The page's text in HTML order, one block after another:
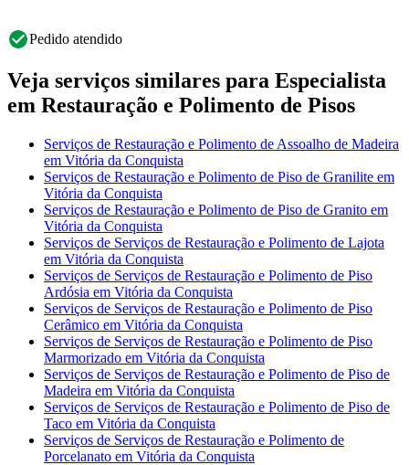
Pedido atendido
Veja serviços similares para Especialista
em Restauração e Polimento de Pisos
Serviços de Restauração e Polimento de Assoalho de Madeira
em Vitória da Conquista
Serviços de Restauração e Polimento de Piso de Granilite em
Vitória da Conquista
Serviços de Restauração e Polimento de Piso de Granito em
Vitória da Conquista
Serviços de Serviços de Restauração e Polimento de Lajota
em Vitória da Conquista
Serviços de Serviços de Restauração e Polimento de Piso
Ardósia em Vitória da Conquista
Serviços de Serviços de Restauração e Polimento de Piso
Cerâmico em Vitória da Conquista
Serviços de Serviços de Restauração e Polimento de Piso
Marmorizado em Vitória da Conquista
Serviços de Serviços de Restauração e Polimento de Piso de
Madeira em Vitória da Conquista
Serviços de Serviços de Restauração e Polimento de Piso de
Taco em Vitória da Conquista
Serviços de Serviços de Restauração e Polimento de
Porcelanato em Vitória da Conquista